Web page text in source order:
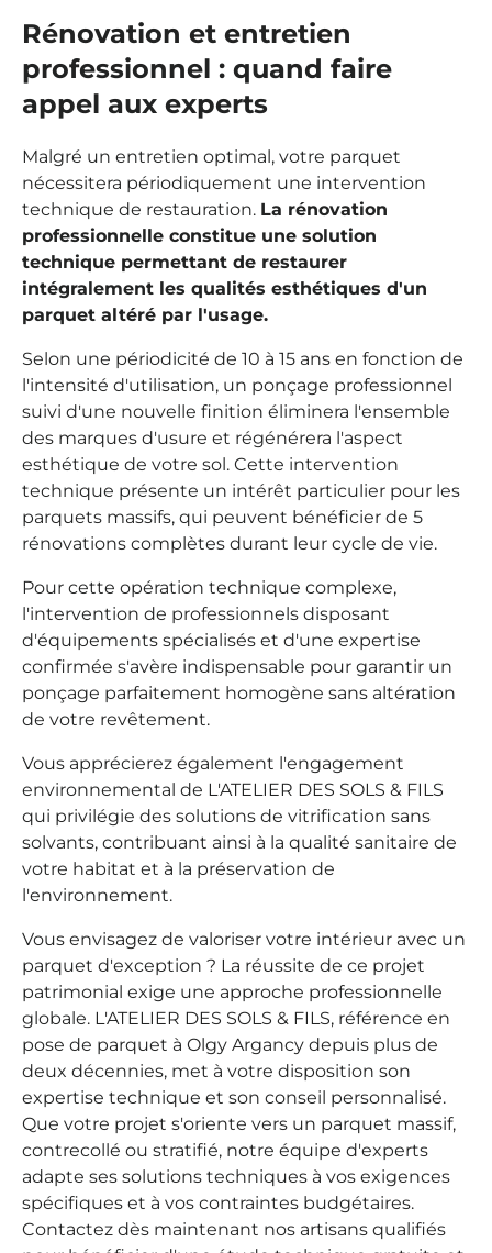
Rénovation et entretien
professionnel : quand faire
appel aux experts
Malgré un entretien optimal, votre parquet
nécessitera périodiquement une intervention
technique de restauration. La rénovation
professionnelle constitue une solution
technique permettant de restaurer
intégralement les qualités esthétiques d'un
parquet altéré par l'usage.
Selon une périodicité de 10 à 15 ans en fonction de
l'intensité d'utilisation, un ponçage professionnel
suivi d'une nouvelle finition éliminera l'ensemble
des marques d'usure et régénérera l'aspect
esthétique de votre sol. Cette intervention
technique présente un intérêt particulier pour les
parquets massifs, qui peuvent bénéficier de 5
rénovations complètes durant leur cycle de vie.
Pour cette opération technique complexe,
l'intervention de professionnels disposant
d'équipements spécialisés et d'une expertise
confirmée s'avère indispensable pour garantir un
ponçage parfaitement homogène sans altération
de votre revêtement.
Vous apprécierez également l'engagement
environnemental de L'ATELIER DES SOLS & FILS
qui privilégie des solutions de vitrification sans
solvants, contribuant ainsi à la qualité sanitaire de
votre habitat et à la préservation de
l'environnement.
Vous envisagez de valoriser votre intérieur avec un
parquet d'exception ? La réussite de ce projet
patrimonial exige une approche professionnelle
globale. L'ATELIER DES SOLS & FILS, référence en
pose de parquet à Olgy Argancy depuis plus de
deux décennies, met à votre disposition son
expertise technique et son conseil personnalisé.
Que votre projet s'oriente vers un parquet massif,
contrecollé ou stratifié, notre équipe d'experts
adapte ses solutions techniques à vos exigences
spécifiques et à vos contraintes budgétaires.
Contactez dès maintenant nos artisans qualifiés